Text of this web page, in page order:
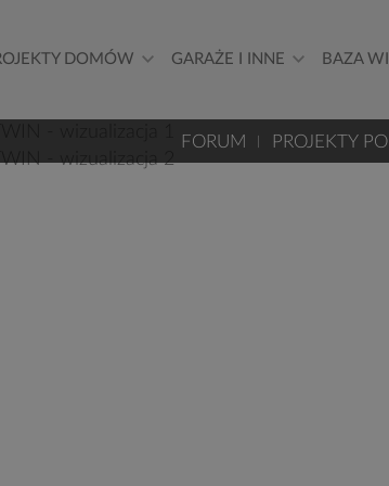
DOMÓW GARAŻE I INNE BAZA
FORUM PROJEKTY